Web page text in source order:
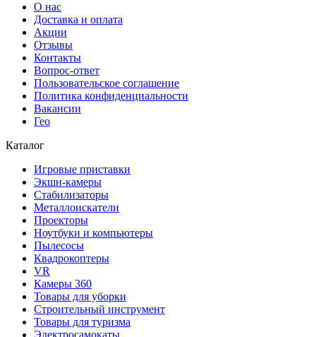
О нас
Доставка и оплата
Акции
Отзывы
Контакты
Вопрос-ответ
Пользовательское соглашение
Политика конфиденциальности
Вакансии
Гео
Каталог
Игровые приставки
Экшн-камеры
Стабилизаторы
Металлоискатели
Проекторы
Ноутбуки и компьютеры
Пылесосы
Квадрокоптеры
VR
Камеры 360
Товары для уборки
Строительный инструмент
Товары для туризма